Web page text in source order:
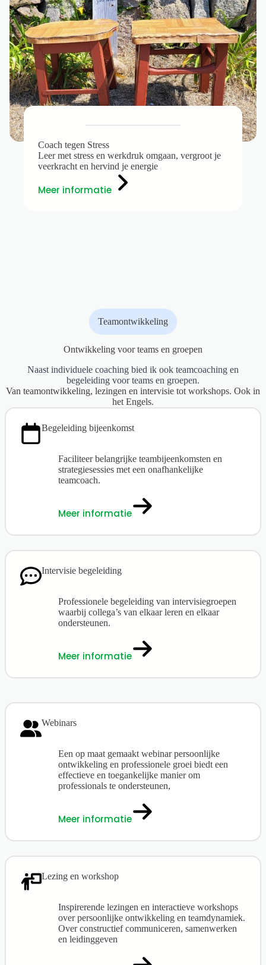
Coach tegen Stress
Leer met stress en werkdruk omgaan, vergroot je
veerkracht en hervind je energie
Meer informatie
Teamontwikkeling
Ontwikkeling voor teams en groepen
Naast individuele coaching bied ik ook teamcoaching en
begeleiding voor teams en groepen.
Van teamontwikkeling, lezingen en intervisie tot workshops. Ook in
het Engels.
Begeleiding bijeenkomst
Faciliteer belangrijke teambijeenkomsten en
strategiesessies met een onafhankelijke
teamcoach.
Meer informatie
Intervisie begeleiding
Professionele begeleiding van intervisiegroepen
waarbij collega’s van elkaar leren en elkaar
ondersteunen.
Meer informatie
Webinars
Een op maat gemaakt webinar persoonlijke
ontwikkeling en professionele groei biedt een
effectieve en toegankelijke manier om
professionals te ondersteunen,
Meer informatie
Lezing en workshop
Inspirerende lezingen en interactieve workshops
over persoonlijke ontwikkeling en teamdynamiek.
Over constructief communiceren, samenwerken
en leidinggeven